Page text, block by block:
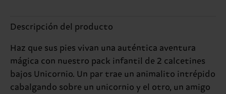
Descripción del producto
Haz que sus pies vivan una auténtica aventura
mágica con nuestro pack infantil de 2 calcetines
bajos Unicornio. Un par trae un animalito intrépido
cabalgando sobre un unicornio y el otro, un amigo